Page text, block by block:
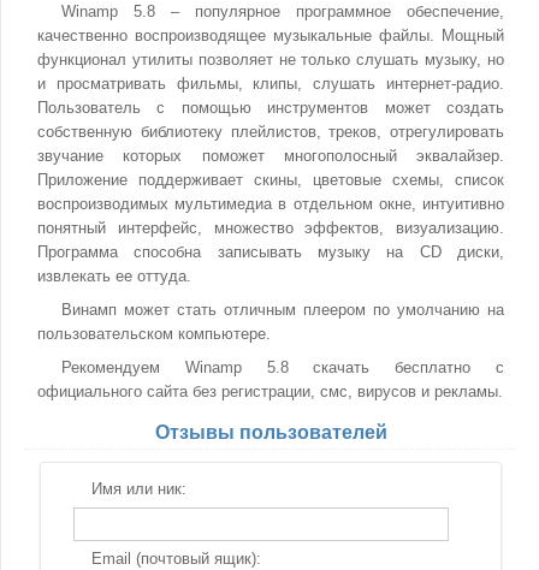
Winamp 5.8 – популярное программное обеспечение,
качественно воспроизводящее музыкальные файлы. Мощный
функционал утилиты позволяет не только слушать музыку, но
и просматривать фильмы, клипы, слушать интернет-радио.
Пользователь с помощью инструментов может создать
собственную библиотеку плейлистов, треков, отрегулировать
звучание которых поможет многополосный эквалайзер.
Приложение поддерживает скины, цветовые схемы, список
воспроизводимых мультимедиа в отдельном окне, интуитивно
понятный интерфейс, множество эффектов, визуализацию.
Программа способна записывать музыку на CD диски,
извлекать ее оттуда.
Винамп может стать отличным плеером по умолчанию на
пользовательском компьютере.
Рекомендуем Winamp 5.8 скачать бесплатно с
официального сайта без регистрации, смс, вирусов и рекламы.
Отзывы пользователей
Имя или ник:
Email (почтовый ящик):